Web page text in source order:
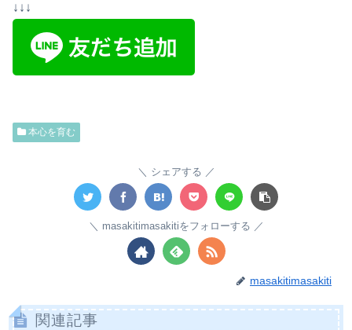
↓↓↓
本心を育む
シェアする
masakitimasakitiをフォローする
masakitimasakiti
関連記事